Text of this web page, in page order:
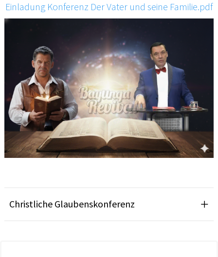
Einladung Konferenz Der Vater und seine Familie.pdf
Christliche Glaubenskonferenz